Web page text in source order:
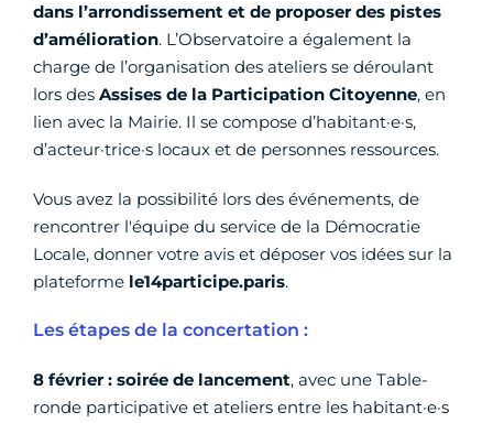
dans l’arrondissement et de proposer des pistes
d’amélioration. L’Observatoire a également la
charge de l’organisation des ateliers se déroulant
lors des Assises de la Participation Citoyenne, en
lien avec la Mairie. Il se compose d’habitant·e·s,
d’acteur·trice·s locaux et de personnes ressources.
Vous avez la possibilité lors des événements, de
rencontrer l'équipe du service de la Démocratie
Locale, donner votre avis et déposer vos idées sur la
plateforme le14participe.paris.
Les étapes de la concertation :
8 février : soirée de lancement, avec une Table-
ronde participative et ateliers entre les habitant·e·s